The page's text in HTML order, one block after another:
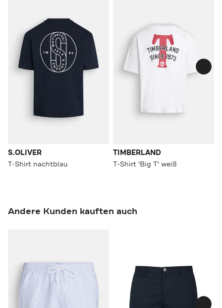
S.OLIVER
T-Shirt nachtblau
TIMBERLAND
T-Shirt 'Big T' weiß
Andere Kunden kauften auch